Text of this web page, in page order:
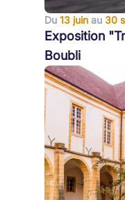
Du 13 juin au 30
Exposition
Boubli